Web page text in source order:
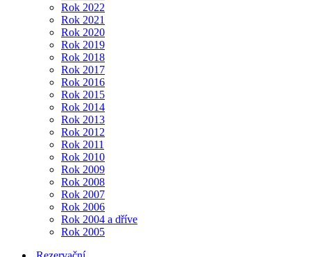
Rok 2022
Rok 2021
Rok 2020
Rok 2019
Rok 2018
Rok 2017
Rok 2016
Rok 2015
Rok 2014
Rok 2013
Rok 2012
Rok 2011
Rok 2010
Rok 2009
Rok 2008
Rok 2007
Rok 2006
Rok 2004 a dříve
Rok 2005